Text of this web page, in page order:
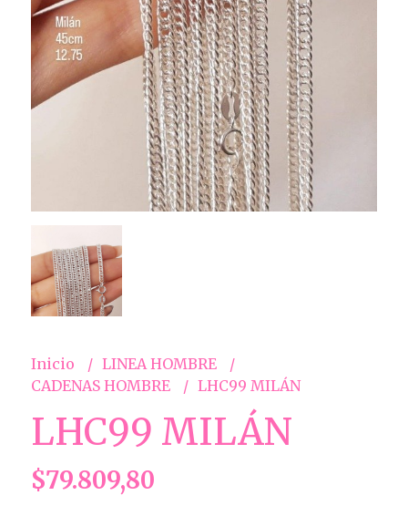
Inicio
LINEA HOMBRE
CADENAS HOMBRE
LHC99 MILÁN
LHC99 MILÁN
$79.809,80